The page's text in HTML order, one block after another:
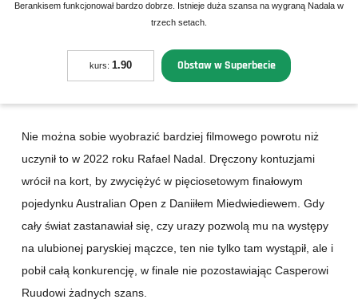
Berankisem funkcjonował bardzo dobrze. Istnieje duża szansa na wygraną Nadala w
trzech setach.
kurs: 1.90 Obstaw w Superbecie
Nie można sobie wyobrazić bardziej filmowego powrotu niż
uczynił to w 2022 roku Rafael Nadal. Dręczony kontuzjami
wrócił na kort, by zwyciężyć w pięciosetowym finałowym
pojedynku Australian Open z Daniiłem Miedwiediewem. Gdy
cały świat zastanawiał się, czy urazy pozwolą mu na występy
na ulubionej paryskiej mączce, ten nie tylko tam wystąpił, ale i
pobił całą konkurencję, w finale nie pozostawiając Casperowi
Ruudowi żadnych szans.